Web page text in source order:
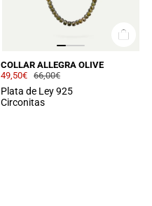
COLLAR ALLEGRA OLIVE
49,50€ 66,00€
Plata de Ley 925
Circonitas